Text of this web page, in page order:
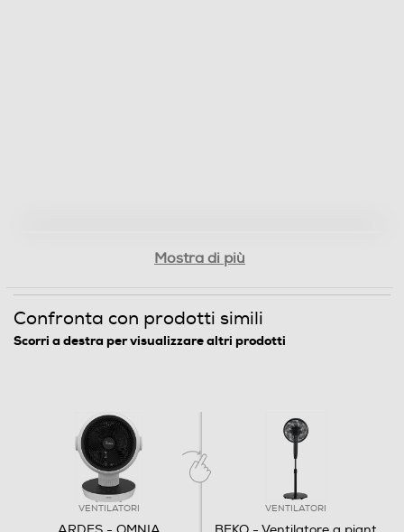
Mostra di più
Confronta con prodotti simili
Scorri a destra per visualizzare altri prodotti
VENTILATORI VENTILATORI